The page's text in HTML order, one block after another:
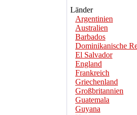
Länder
Argentinien
Australien
Barbados
Dominikanische
El Salvador
England
Frankreich
Griechenland
Großbritannien
Guatemala
Guyana